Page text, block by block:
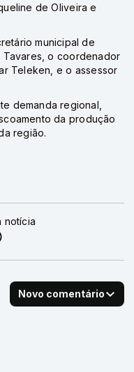
de Oliveira e
municipal de
Tavares, o coordenador
Teleken, e o assessor
demanda regional,
da produção
região.
notícia
Novo comentário